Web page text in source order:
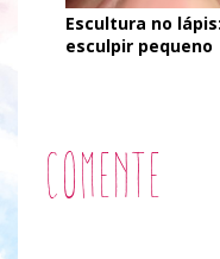
Escultura no
esculpir pequeno
Comente